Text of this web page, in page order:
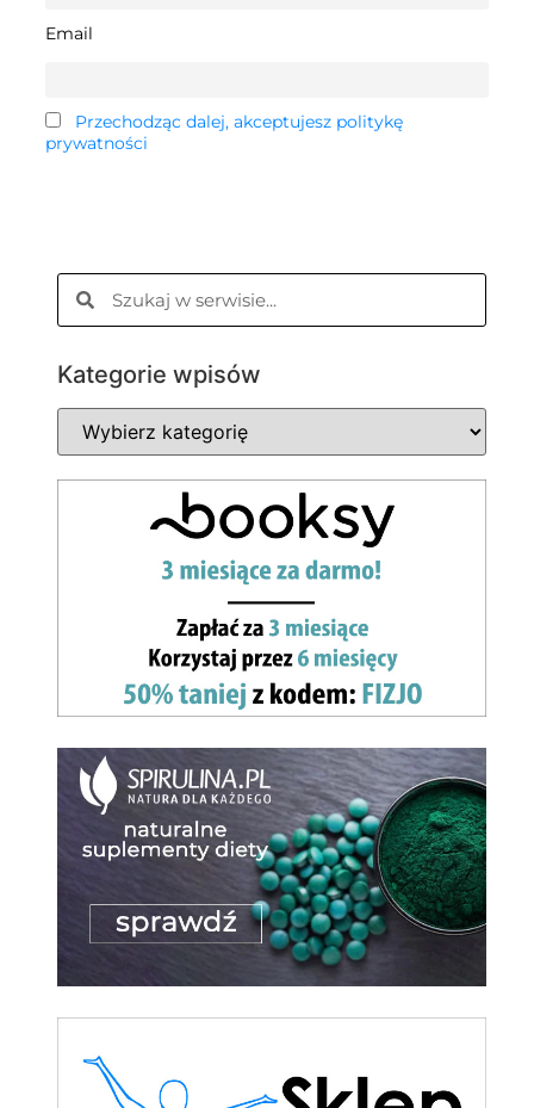
Email
Przechodząc dalej, akceptujesz politykę
prywatności
Kategorie wpisów